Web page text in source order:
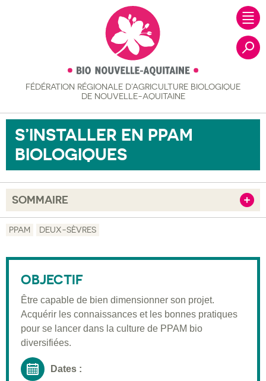
FÉDÉRATION RÉGIONALE D’AGRICULTURE BIOLOGIQUE
DE NOUVELLE-AQUITAINE
S’INSTALLER EN PPAM
BIOLOGIQUES
SOMMAIRE
Pré-requis
Validation
Moyens pédagogiques
Informations pratiques
PPAM DEUX-SÈVRES
OBJECTIF
Être capable de bien dimensionner son projet.
Acquérir les connaissances et les bonnes pratiques
pour se lancer dans la culture de PPAM bio
diversifiées.
Dates :